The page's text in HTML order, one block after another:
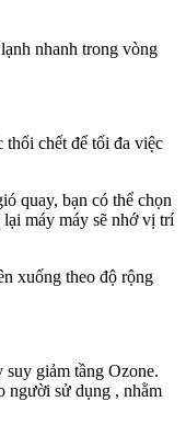
nhanh trong vòng
chết để tối đa việc
quay, bạn có thể chọn
máy máy sẽ nhớ vị trí
xuống theo độ rộng
giảm tầng Ozone.
người sử dụng , nhằm